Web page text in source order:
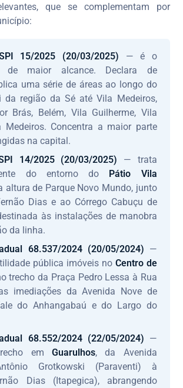
que se complementam por
15/2025 (20/03/2025) — é o
de maior alcance. Declara de
uma série de áreas ao longo do
da região da Sé até Vila Medeiros,
Brás, Belém, Vila Guilherme, Vila
Medeiros. Concentra a maior parte
na capital.
14/2025 (20/03/2025) — trata
do entorno do Pátio Vila
altura de Parque Novo Mundo, junto
Dias e ao Córrego Cabuçu de
às instalações de manobra
da linha.
68.537/2024 (20/05/2024) —
pública imóveis no Centro de
trecho da Praça Pedro Lessa à Rua
imediações da Avenida Nove de
do Anhangabaú e do Largo do
68.552/2024 (22/05/2024) —
em Guarulhos, da Avenida
Grotkowski (Paraventi) à
Dias (Itapegica), abrangendo